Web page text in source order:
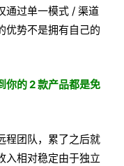
通过单一模式 / 渠道
优势不是拥有自己的
你的 2 款产品都是免
程团队，累了之后就
入相对稳定由于独立